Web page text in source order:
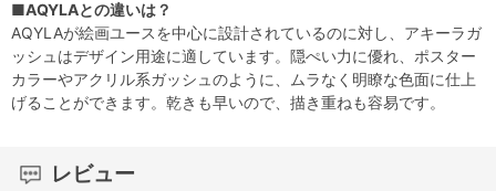
■AQYLAとの違いは？
AQYLAが絵画ユースを中心に設計されているのに対し、アキーラガ
ッシュはデザイン用途に適しています。隠ぺい力に優れ、ポスター
カラーやアクリル系ガッシュのように、ムラなく明瞭な色面に仕上
げることができます。乾きも早いので、描き重ねも容易です。
レビュー